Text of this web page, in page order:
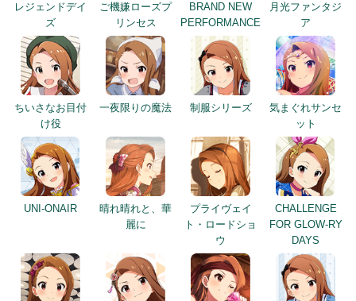
レジェンドデイ
ズ
ご機嫌ローズプ
リンセス
BRAND NEW
PERFORMANCE
月光ファンタジ
ア
ちいさなお目付
け役
一夜限りの魔法 制服シリーズ
気まぐれサンセ
ット
UNI-ONAIR
晴れ晴れと、華
麗に
プライヴェイ
ト・ロードショ
ウ
CHALLENGE
FOR GLOW-RY
DAYS